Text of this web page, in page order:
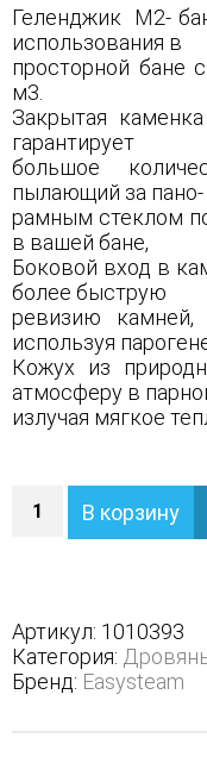
Геленджик М2-
использования в
просторной бане
м3.
Закрытая
гарантирует
большое
пылающий за пано-
рамным стеклом
в вашей бане,
Боковой вход в
более быструю
ревизию
используя
Кожух из
атмосферу в
излучая мягкое
Печь
Геленджик
полноценном
кожухе
-
Варианты
В корзину
Артикул: 1010393
Категория:
Бренд: Easysteam